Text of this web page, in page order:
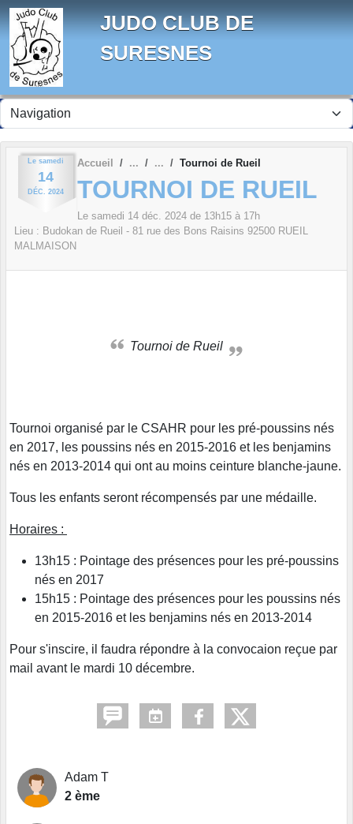
JUDO CLUB DE
SURESNES
Le samedi
14
DÉC. 2024
Accueil Tournoi de Rueil
TOURNOI DE RUEIL
Le samedi 14 déc. 2024 de 13h15 à 17h
Lieu : Budokan de Rueil - 81 rue des Bons Raisins 92500 RUEIL
MALMAISON
Tournoi de Rueil
Tournoi organisé par le CSAHR pour les pré-poussins nés
en 2017, les poussins nés en 2015-2016 et les benjamins
nés en 2013-2014 qui ont au moins ceinture blanche-jaune.
Tous les enfants seront récompensés par une médaille.
Horaires :
13h15 : Pointage des présences pour les pré-poussins
nés en 2017
15h15 : Pointage des présences pour les poussins nés
en 2015-2016 et les benjamins nés en 2013-2014
Pour s'inscire, il faudra répondre à la convocaion reçue par
mail avant le mardi 10 décembre.
Adam T
2 ème
Panneau de gestion des cookies